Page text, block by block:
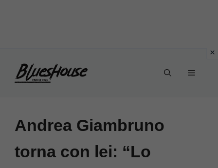
Menu
Andrea Giambruno
torna con lei: “Lo